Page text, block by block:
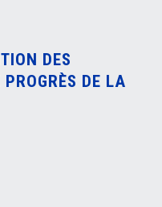
DES
DE LA